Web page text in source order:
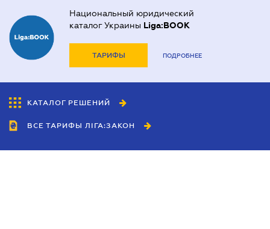
Национальный юридический
каталог Украины Liga:BOOK
ТАРИФЫ ПОДРОБНЕЕ
КАТАЛОГ РЕШЕНИЙ
ВСЕ ТАРИФЫ ЛІГА:ЗАКОН